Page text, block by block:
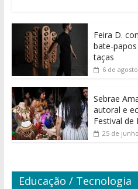
Feira D.
bate-
taças
6 de
Sebrae
autoral e
Festival de
25 de
Educação / Tecnologia